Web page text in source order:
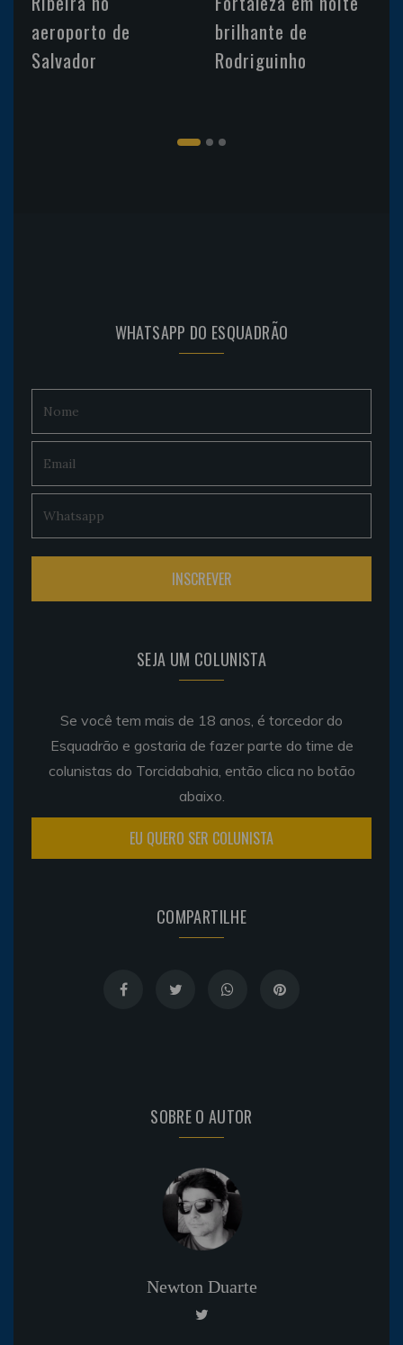
aeroporto de
Salvador
brilhante de
Rodriguinho
WHATSAPP DO ESQUADRÃO
SEJA UM COLUNISTA
Se você tem mais de 18 anos, é torcedor do
Esquadrão e gostaria de fazer parte do time de
colunistas do Torcidabahia, então clica no botão
abaixo.
EU QUERO SER COLUNISTA
COMPARTILHE
SOBRE O AUTOR
Newton Duarte